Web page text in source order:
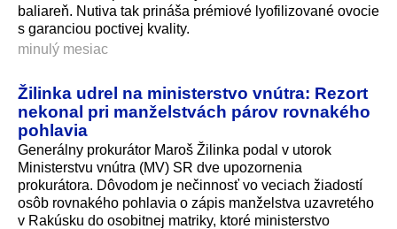
baliareň. Nutiva tak prináša prémiové lyofilizované ovocie
s garanciou poctivej kvality.
minulý mesiac
Žilinka udrel na ministerstvo vnútra: Rezort
nekonal pri manželstvách párov rovnakého
pohlavia
Generálny prokurátor Maroš Žilinka podal v utorok
Ministerstvu vnútra (MV) SR dve upozornenia
prokurátora. Dôvodom je nečinnosť vo veciach žiadostí
osôb rovnakého pohlavia o zápis manželstva uzavretého
v Rakúsku do osobitnej matriky, ktoré ministerstvo